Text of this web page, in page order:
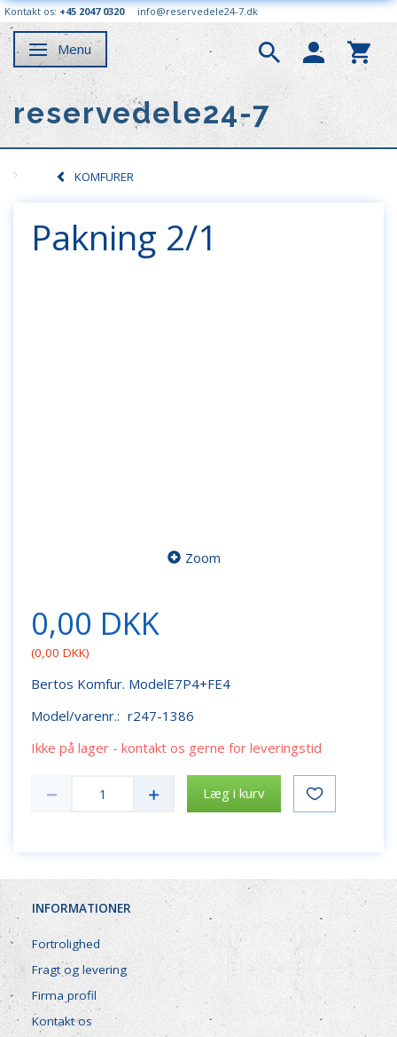
Kontakt os: +45 2047 0320 info@reservedele24-7.dk
Skifte navigation
Menu
reservedele24-7
KOMFURER
Pakning 2/1
Zoom
0,00 DKK
(0,00 DKK)
Bertos Komfur. ModelE7P4+FE4
Model/varenr.: r247-1386
Ikke på lager - kontakt os gerne for leveringstid
Læg i kurv
INFORMATIONER
Fortrolighed
Fragt og levering
Firma profil
Kontakt os